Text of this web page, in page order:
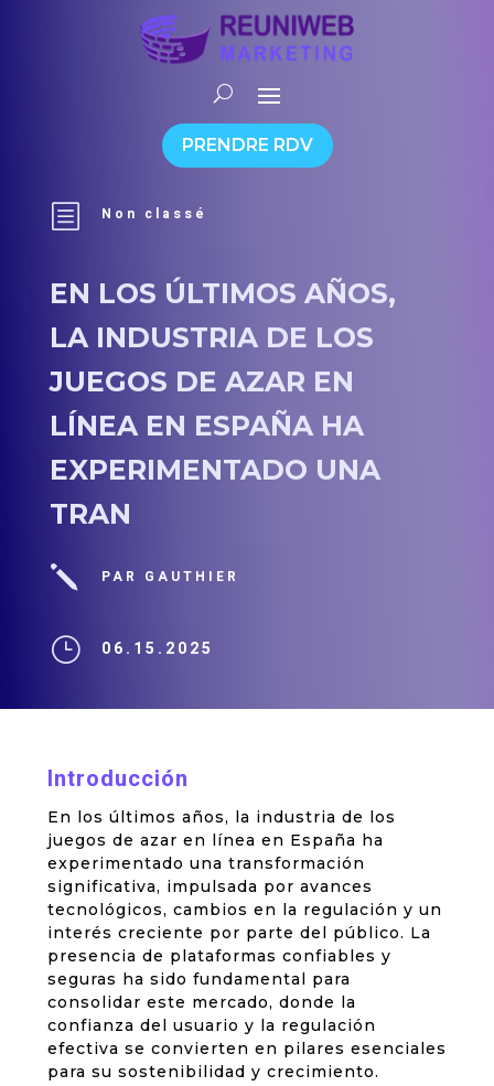
PRENDRE RDV
b Non classé
EN LOS ÚLTIMOS AÑOS,
LA INDUSTRIA DE LOS
JUEGOS DE AZAR EN
LÍNEA EN ESPAÑA HA
EXPERIMENTADO UNA
TRAN
j PAR GAUTHIER
} 06.15.2025
Introducción
En los últimos años, la industria de los
juegos de azar en línea en España ha
experimentado una transformación
significativa, impulsada por avances
tecnológicos, cambios en la regulación y un
interés creciente por parte del público. La
presencia de plataformas confiables y
seguras ha sido fundamental para
consolidar este mercado, donde la
confianza del usuario y la regulación
efectiva se convierten en pilares esenciales
para su sostenibilidad y crecimiento.